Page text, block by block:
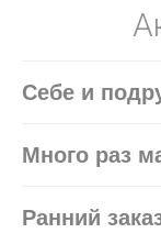
Себе и
Много раз
Ранний